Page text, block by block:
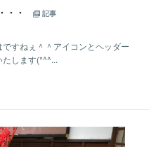
・・
記事
すねぇ＾＾アイコンとヘッダー
します(*^^...